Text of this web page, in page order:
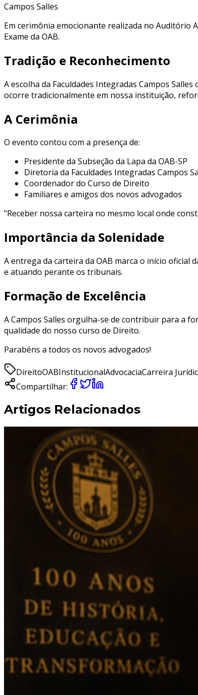
Campos Salles
Em cerimônia emocionante realizada no Auditório
Exame da OAB.
Tradição e Reconhecimento
A escolha da Faculdades Integradas Campos
ocorre tradicionalmente em nossa instituição,
A Cerimônia
O evento contou com a presença de:
Presidente da Subseção da Lapa da OAB-SP
Diretoria da Faculdades Integradas Campos
Coordenador do Curso de Direito
Familiares e amigos dos novos advogados
"Receber nossa carteira no mesmo local onde
Importância da Solenidade
A entrega da carteira da OAB marca o início
e atuando perante os tribunais.
Formação de Excelência
A Campos Salles orgulha-se de contribuir para a
qualidade do nosso curso de Direito.
Parabéns a todos os novos advogados!
DireitoOABInstitucionalAdvocaciaCarreira
Compartilhar:
Artigos Relacionados